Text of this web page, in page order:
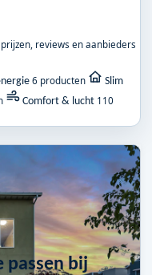
reviews en aanbieders
6 producten
Slim
Comfort & lucht 110
passen bij